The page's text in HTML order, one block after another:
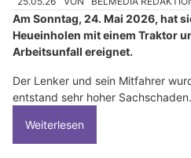
Am Sonntag, 24. Mai 2026, hat
Heueinholen mit einem Traktor
Arbeitsunfall ereignet.
Der Lenker und sein Mitfahrer
entstand sehr hoher Sachschaden.
Weiterlesen